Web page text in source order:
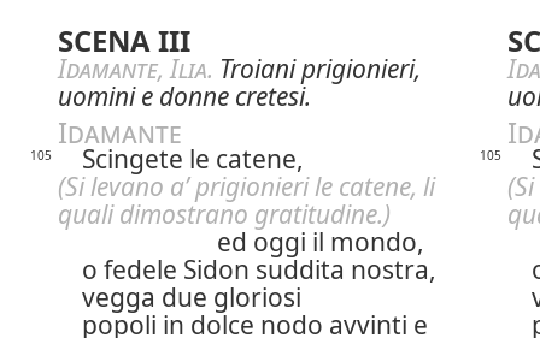
SCENA III
Idamante,Ilia. Troiani prigionieri,
uomini e donne cretesi.
Idamante
105 Scingete le catene, 105
(Si levano a’ prigionieri le catene, li
quali dimostrano gratitudine.)
ed oggi il mondo,
o fedele Sidon suddita nostra,
vegga due gloriosi
popoli in dolce nodo avvinti e